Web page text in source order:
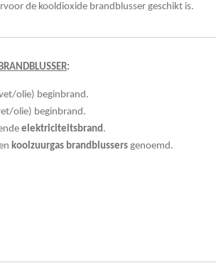
de kooldioxide brandblusser geschikt is.
:
olie) beginbrand.
olie) beginbrand.
elektriciteitsbrand .
koolzuurgas brandblussersgenoemd.